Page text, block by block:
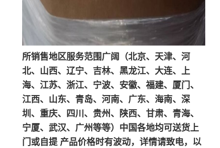
所销售地区服务范围广阔（北京、天津、河
北、山西、辽宁、吉林、黑龙江、大连、上
海、江苏、浙江、宁波、安徽、福建、厦门、
江西、山东、青岛、河南、广东、海南、深
圳、重庆、四川、贵州、陕西、甘肃、青海、
宁厦、武汉、广州等等）中国各地均可送货上
门或自提 产品价格时有波动，详情请致电，以